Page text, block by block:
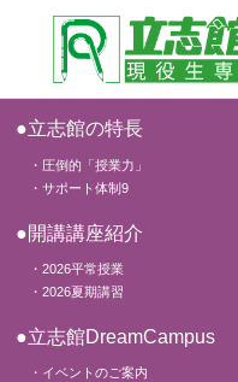
●立志館の特長
・圧倒的「授業力」
・サポート体制9
●開講講座紹介
・2026平常授業
・2026夏期講習
●立志館DreamCampus
・イベントのご案内